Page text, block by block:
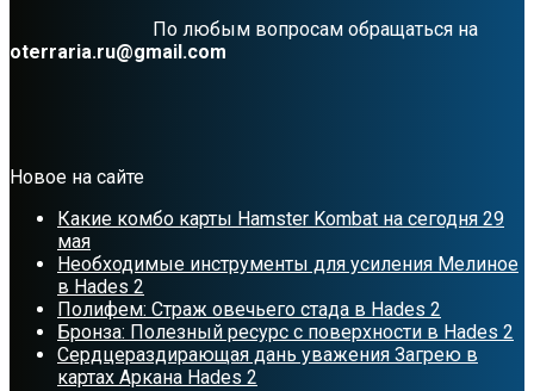
По любым вопросам обращаться на
oterraria.ru@gmail.com
Новое на сайте
Какие комбо карты Hamster Kombat на сегодня 29
мая
Необходимые инструменты для усиления Мелиное
в Hades 2
Полифем: Страж овечьего стада в Hades 2
Бронза: Полезный ресурс с поверхности в Hades 2
Сердцераздирающая дань уважения Загрею в
картах Аркана Hades 2